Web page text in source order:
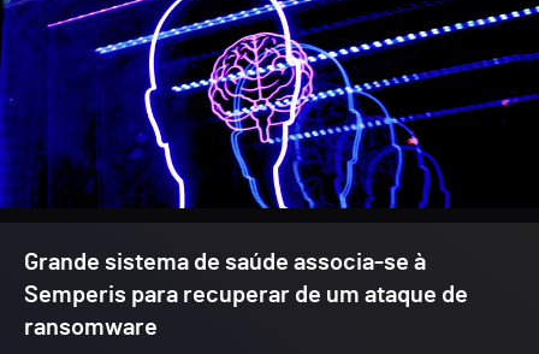
Grande sistema de saúde associa-se à
Semperis para recuperar de um ataque de
ransomware